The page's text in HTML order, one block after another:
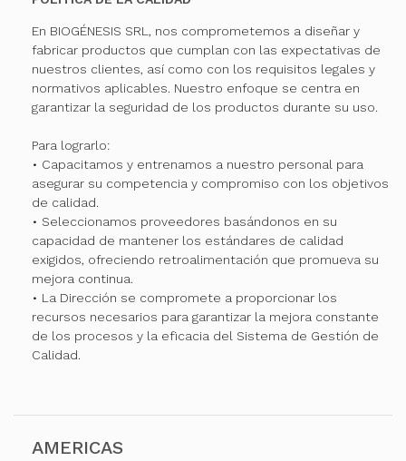
En BIOGÉNESIS SRL, nos comprometemos a diseñar y
fabricar productos que cumplan con las expectativas de
nuestros clientes, así como con los requisitos legales y
normativos aplicables. Nuestro enfoque se centra en
garantizar la seguridad de los productos durante su uso.
Para lograrlo:
• Capacitamos y entrenamos a nuestro personal para
asegurar su competencia y compromiso con los objetivos
de calidad.
• Seleccionamos proveedores basándonos en su
capacidad de mantener los estándares de calidad
exigidos, ofreciendo retroalimentación que promueva su
mejora continua.
• La Dirección se compromete a proporcionar los
recursos necesarios para garantizar la mejora constante
de los procesos y la eficacia del Sistema de Gestión de
Calidad.
AMERICAS